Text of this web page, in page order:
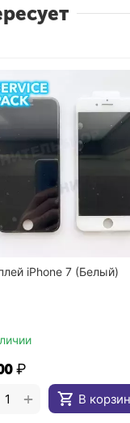
iPhone 7 (Белый)
₽
В
+